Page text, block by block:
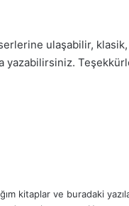
ulaşabilir,
yazabilirsiniz.
kitaplar ve buradaki